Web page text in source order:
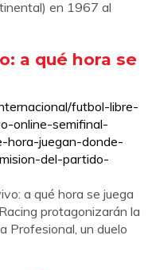
en 1967 al
a qué hora se
futbol-libre-
online-semifinal-
hora-juegan-donde-
del-partido-
a qué hora se juega
protagonizarán la
Profesional, un duelo